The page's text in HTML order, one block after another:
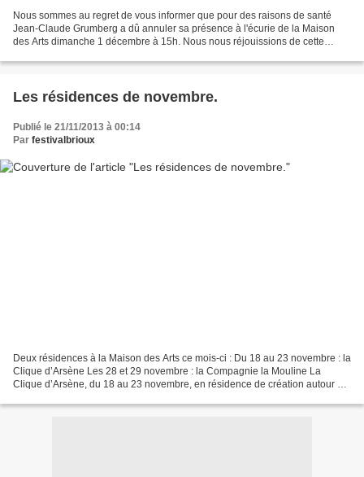
Nous sommes au regret de vous informer que pour des raisons de santé
Jean-Claude Grumberg a dû annuler sa présence à l'écurie de la Maison
des Arts dimanche 1 décembre à 15h. Nous nous réjouissions de cette
Les résidences de novembre.
Publié le 21/11/2013 à 00:14
Par festivalbrioux
Deux résidences à la Maison des Arts ce mois-ci : Du 18 au 23 novembre : la
Clique d’Arsène Les 28 et 29 novembre : la Compagnie la Mouline La
Clique d’Arsène, du 18 au 23 novembre, en résidence de création autour du